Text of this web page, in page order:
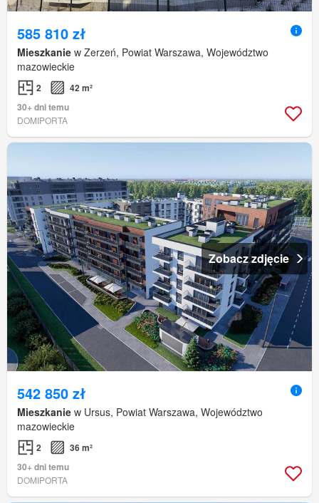
585 810 zł
Mieszkanie w Zerzeń, Powiat Warszawa, Województwo
mazowieckie
2
42 m²
30+ dni temu
DOMIPORTA
Zobacz zdjęcie
542 850 zł
Mieszkanie w Ursus, Powiat Warszawa, Województwo
mazowieckie
2
36 m²
30+ dni temu
DOMIPORTA